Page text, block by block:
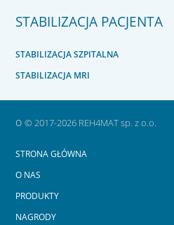
STABILIZACJA PACJENTA
STABILIZACJA SZPITALNA
STABILIZACJA MRI
o© 2017-2026 REH4MAT sp. z o.o.
STRONA GŁÓWNA
O NAS
PRODUKTY
NAGRODY